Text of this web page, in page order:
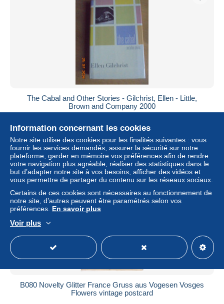
The Cabal and Other Stories - Gilchrist, Ellen - Little,
Brown and Company 2000
Statut Particulier
Nouveau
B080 Novelty Glitter France Gruss aus Vogesen Vosges
Flowers vintage postcard
Information concernant les cookies
Notre site utilise des cookies pour les finalités suivantes : vous
fournir les services demandés, assurer la sécurité sur notre
plateforme, garder en mémoire vos préférences afin de rendre
votre navigation plus agréable, réaliser des statistiques dans le
but d’adapter notre site à vos besoins, afficher des vidéos et
vous permettre de partager du contenu sur les réseaux sociaux.
Certains de ces cookies sont nécessaires au fonctionnement de
notre site, d’autres peuvent être paramétrés selon vos
préférences. En savoir plus
Voir plus